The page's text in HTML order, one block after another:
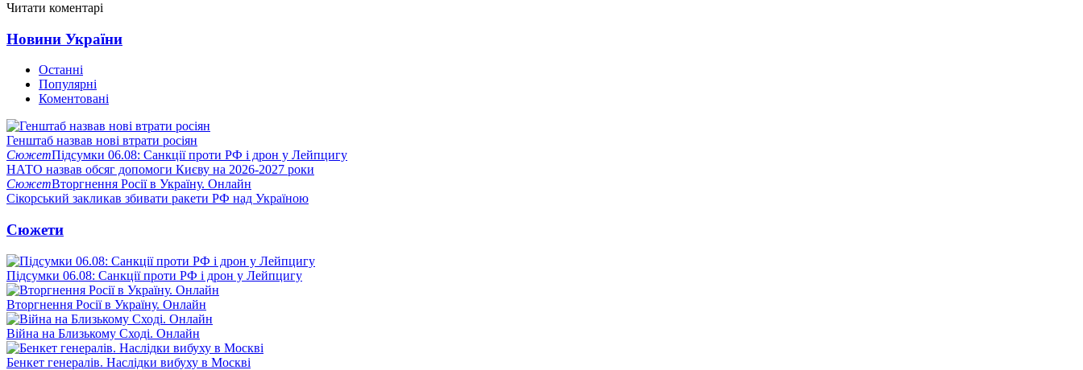
Читати коментарі
Новини України
Останні
Популярні
Коментовані
Генштаб назвав нові втрати росіян
СюжетПідсумки 06.08: Санкції проти РФ і дрон у Лейпцигу
НАТО назвав обсяг допомоги Києву на 2026-2027 роки
СюжетВторгнення Росії в Україну. Онлайн
Сікорський закликав збивати ракети РФ над Україною
Сюжети
Підсумки 06.08: Санкції проти РФ і дрон у Лейпцигу
Вторгнення Росії в Україну. Онлайн
Війна на Близькому Сході. Онлайн
Бенкет генералів. Наслідки вибуху в Москві